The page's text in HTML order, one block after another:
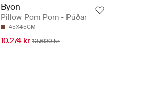
Byon
Pillow Pom Pom - Púðar
45X45CM
10.274 kr 13.699 kr